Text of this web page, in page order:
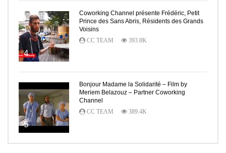
4
Coworking Channel présente Frédéric, Petit
Prince des Sans Abris, Résidents des Grands
Voisins
CC TEAM
393.8K
5
Bonjour Madame la Solidarité – Film by
Meriem Belazouz – Partner Coworking
Channel
CC TEAM
389.4K